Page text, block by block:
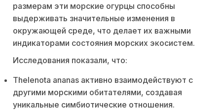
размерам эти морские огурцы способны
выдерживать значительные изменения в
окружающей среде, что делает их важными
индикаторами состояния морских экосистем.
Исследования показали, что:
Thelenota ananas активно взаимодействуют с
другими морскими обитателями, создавая
уникальные симбиотические отношения.